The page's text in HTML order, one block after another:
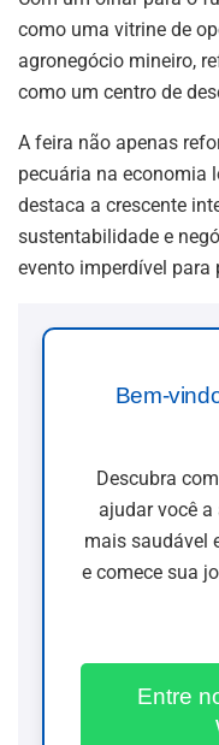
como uma vitrine de
agronegócio mineiro,
como um centro de
A feira não apenas
pecuária na economia
destaca a crescente
sustentabilidade e
evento imperdível para
Bem-
Descubra
ajudar você
mais saudável
e comece sua
Entre